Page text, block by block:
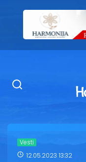
Vesti
12.05.2023 13:32